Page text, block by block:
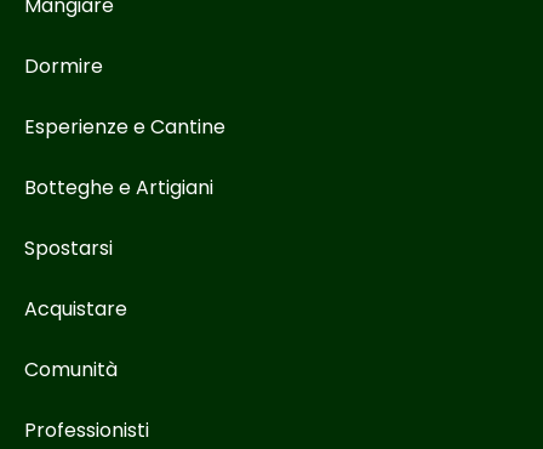
Dormire
Esperienze e Cantine
Botteghe e Artigiani
Spostarsi
Acquistare
Comunità
Professionisti